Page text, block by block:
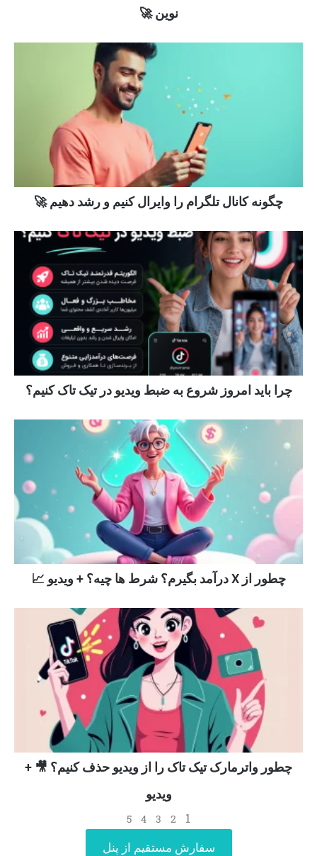
نوین 🚀
چگونه کانال تلگرام را وایرال کنیم و رشد دهیم 🚀
چرا باید امروز شروع به ضبط ویدیو در تیک تاک کنیم؟
چطور از X درآمد بگیرم؟ شرط ها چیه؟ + ویدیو 📈
چطور واترمارک تیک تاک را از ویدیو حذف کنیم؟ 🎥 +
ویدیو
1
2
3
4
5
سفارش مستقیم از پنل